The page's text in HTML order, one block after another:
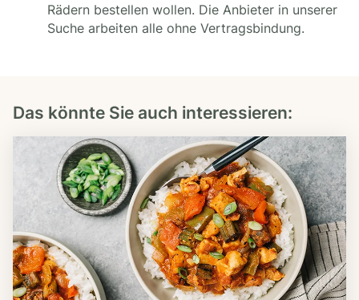
Rädern bestellen wollen. Die Anbieter in unserer
Suche arbeiten alle ohne Vertragsbindung.
Das könnte Sie auch interessieren: